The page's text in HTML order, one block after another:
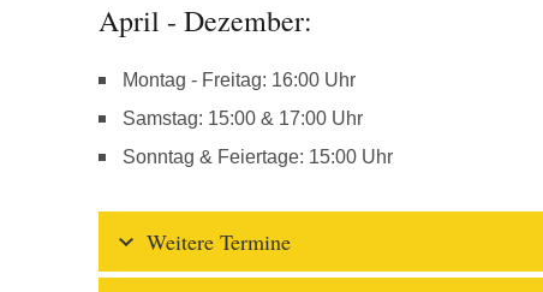
April - Dezember:
Montag - Freitag: 16:00 Uhr
Samstag: 15:00 & 17:00 Uhr
Sonntag & Feiertage: 15:00 Uhr
Weitere Termine